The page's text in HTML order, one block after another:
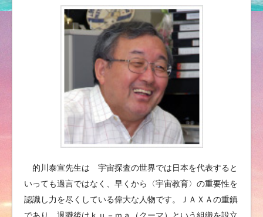
的川泰宣先生は 宇宙探査の世界では日本を代表すると
いっても過言ではなく、早くから〈宇宙教育〉の重要性を
認識し力を尽くしている偉大な人物です。ＪＡＸＡの重鎮